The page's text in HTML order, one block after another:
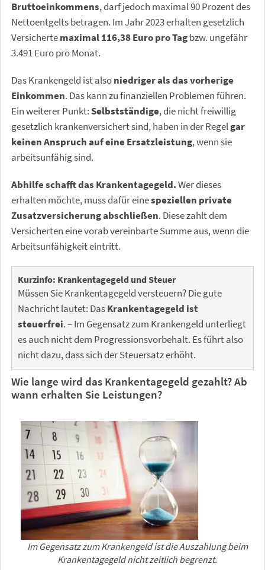
Bruttoeinkommens, darf jedoch maximal 90 Prozent des
Nettoentgelts betragen. Im Jahr 2023 erhalten gesetzlich
Versichertemaximal 116,38 Euro pro Tagbzw. ungefähr
3.491 Euro pro Monat.
Das Krankengeld ist alsoniedriger als das vorherige
Einkommen. Das kann zu finanziellen Problemen führen.
Ein weiterer Punkt:Selbstständige, die nicht freiwillig
gesetzlich krankenversichert sind, haben in der Regelgar
keinen Anspruch auf eine Ersatzleistung, wenn sie
arbeitsunfähig sind.
Abhilfe schafft das Krankentagegeld.Wer dieses
erhalten möchte, muss dafür einespeziellen private
Zusatzversicherung abschließen. Diese zahlt dem
Versicherten eine vorab vereinbarte Summe aus, wenn die
Arbeitsunfähigkeit eintritt.
Kurzinfo: Krankentagegeld und Steuer
Müssen Sie Krankentagegeld versteuern? Die gute
Nachricht lautet: DasKrankentagegeld ist
steuerfrei. – Im Gegensatz zum Krankengeld unterliegt
es auch nicht dem Progressionsvorbehalt. Es führt also
nicht dazu, dass sich der Steuersatz erhöht.
Wie lange wird das Krankentagegeld gezahlt? Ab
wann erhalten Sie Leistungen?
Im Gegensatz zum Krankengeld ist die Auszahlung beim
Krankentagegeld nicht zeitlich begrenzt.